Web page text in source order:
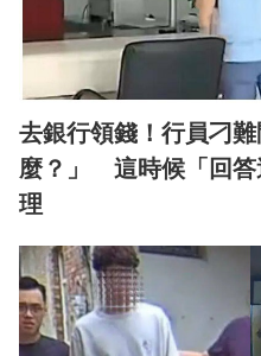
去銀行領錢！行員刁
麼？」 這時候「回答
理